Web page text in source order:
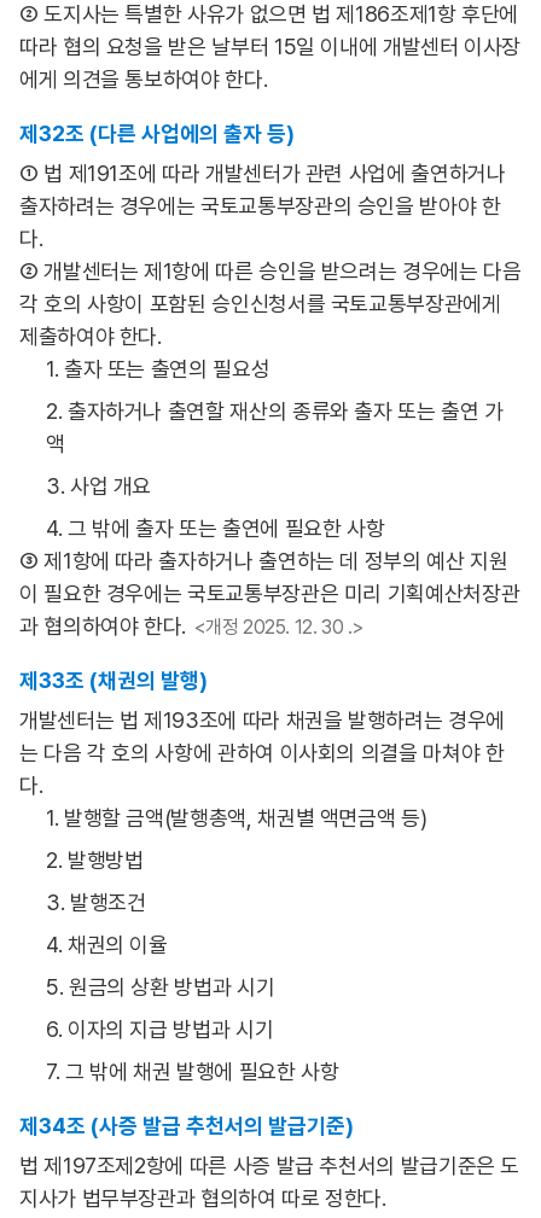
② 도지사는 특별한 사유가 없으면 법 제186조제1항 후단에
따라 협의 요청을 받은 날부터 15일 이내에 개발센터 이사장
에게 의견을 통보하여야 한다.
제32조 (다른 사업에의 출자 등)
① 법 제191조에 따라 개발센터가 관련 사업에 출연하거나
출자하려는 경우에는 국토교통부장관의 승인을 받아야 한
다.
② 개발센터는 제1항에 따른 승인을 받으려는 경우에는 다음
각 호의 사항이 포함된 승인신청서를 국토교통부장관에게
제출하여야 한다.
1. 출자 또는 출연의 필요성
2. 출자하거나 출연할 재산의 종류와 출자 또는 출연 가
액
3. 사업 개요
4. 그 밖에 출자 또는 출연에 필요한 사항
③ 제1항에 따라 출자하거나 출연하는 데 정부의 예산 지원
이 필요한 경우에는 국토교통부장관은 미리 기획예산처장관
과 협의하여야 한다. <개정 2025. 12. 30 .>
제33조 (채권의 발행)
개발센터는 법 제193조에 따라 채권을 발행하려는 경우에
는 다음 각 호의 사항에 관하여 이사회의 의결을 마쳐야 한
다.
1. 발행할 금액(발행총액, 채권별 액면금액 등)
2. 발행방법
3. 발행조건
4. 채권의 이율
5. 원금의 상환 방법과 시기
6. 이자의 지급 방법과 시기
7. 그 밖에 채권 발행에 필요한 사항
제34조 (사증 발급 추천서의 발급기준)
법 제197조제2항에 따른 사증 발급 추천서의 발급기준은 도
지사가 법무부장관과 협의하여 따로 정한다.